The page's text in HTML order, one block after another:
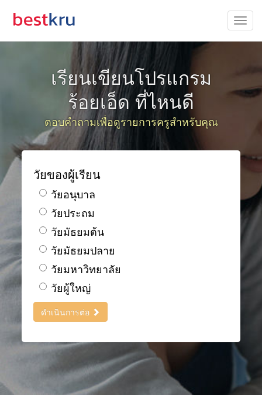
เรียนเขียนโปรแกรม
ร้อยเอ็ด ที่ไหนดี
ตอบคำถามเพื่อดูรายการครูสำหรับคุณ
วัยของผู้เรียน
วัยอนุบาล
วัยประถม
วัยมัธยมต้น
วัยมัธยมปลาย
วัยมหาวิทยาลัย
วัยผู้ใหญ่
ดำเนินการต่อ